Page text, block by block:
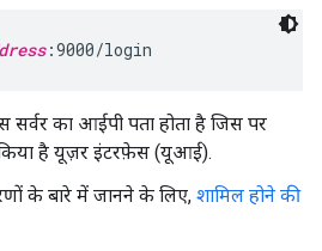
:9000/login
सर्वर का आईपी पता होता है जिस पर
है यूज़र इंटरफ़ेस (यूआई).
के बारे में जानने के लिए, शामिल होने की